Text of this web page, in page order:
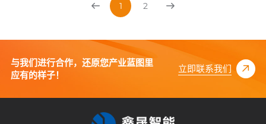
1 2
与我们进行合作，还原您产业蓝图里
应有的样子！
立即联系我们